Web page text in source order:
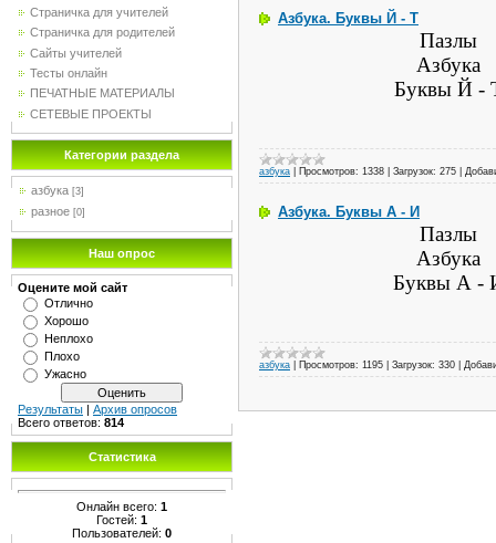
Страничка для учителей
Страничка для родителей
Сайты учителей
Тесты онлайн
ПЕЧАТНЫЕ МАТЕРИАЛЫ
СЕТЕВЫЕ ПРОЕКТЫ
Категории раздела
азбука [3]
разное [0]
Наш опрос
Оцените мой сайт
Отлично
Хорошо
Неплохо
Плохо
Ужасно
Результаты | Архив опросов
Всего ответов: 814
Статистика
Онлайн всего: 1
Гостей: 1
Пользователей: 0
Азбука. Буквы Й - Т
Пазлы
Азбука
Буквы Й -
азбука Просмотров: 1338 Загрузок: 275
Азбука. Буквы А - И
Пазлы
Азбука
Буквы А -
азбука Просмотров: 1195 Загрузок: 330